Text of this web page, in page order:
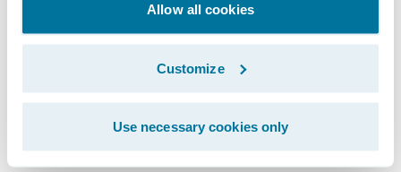
Allow all cookies
Customize
Use necessary cookies only
Il PolicyCenter, che incorpora la Global
Commercial Extension di Guidewire, sta
abilitando Sompo International a: